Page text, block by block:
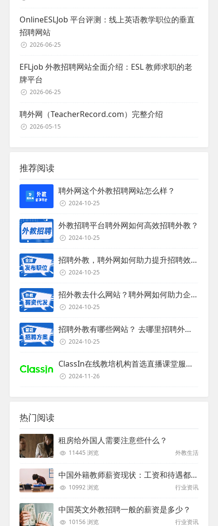
OnlineESLJob 平台评测：线上英语教学职位的垂直
招聘网站
2026-06-25
EFLjob 外教招聘网站全面介绍：ESL 教师求职的老
牌平台
2026-06-25
聘外网（TeacherRecord.com）完整介绍
2026-05-15
推荐阅读
聘外网这个外教招聘网站怎么样？
2024-10-25
外教招聘平台聘外网如何高效招聘外教？
2024-10-25
招聘外教，聘外网如何助力提升招聘效率？
2024-10-25
招外教去什么网站？聘外网如何助力企业外教招聘
2024-10-25
招聘外教有哪些网站？ 去哪里招聘外教？
2024-10-25
ClassIn在线教培机构首选直播课堂服务商
2024-11-26
热门阅读
租房给外国人需要注意些什么？
11445 浏览 外教生活
中国外籍教师薪资现状：工资和待遇都非常高
10992 浏览 行业资讯
中国英文外教招聘一般的薪资是多少？
10156 浏览 行业资讯